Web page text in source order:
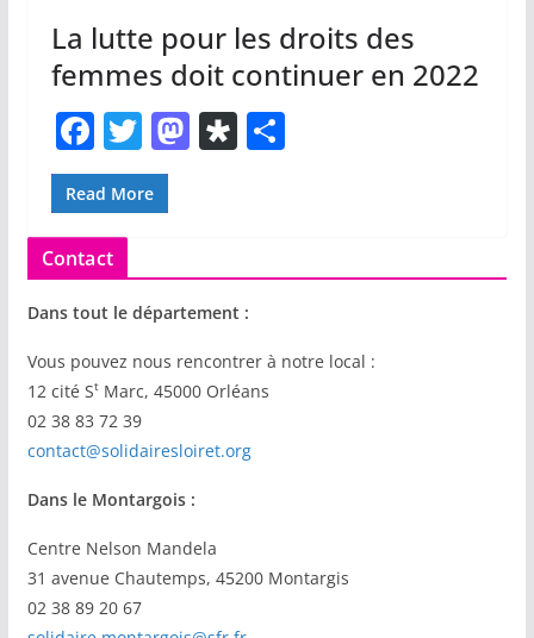
La lutte pour les droits des
femmes doit continuer en 2022
F
a
c
e
b
o
o
k
T
w
itt
M
d
o
n
Di
or
a
P
er
Read More
Contact
Dans tout le département :
Vous pouvez nous rencontrer à notre local :
12 cité StMarc, 45000 Orléans
02 38 83 72 39
contact@solidairesloiret.org
Dans le Montargois :
Centre Nelson Mandela
31 avenue Chautemps, 45200 Montargis
02 38 89 20 67